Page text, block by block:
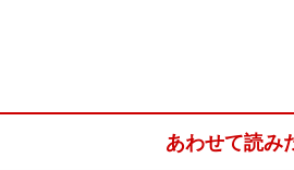
あわせて読み